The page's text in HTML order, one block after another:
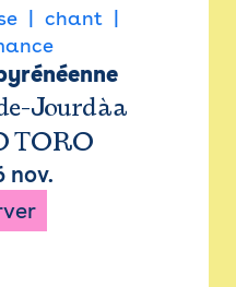
chant
Jourdàa
TORO
nov.